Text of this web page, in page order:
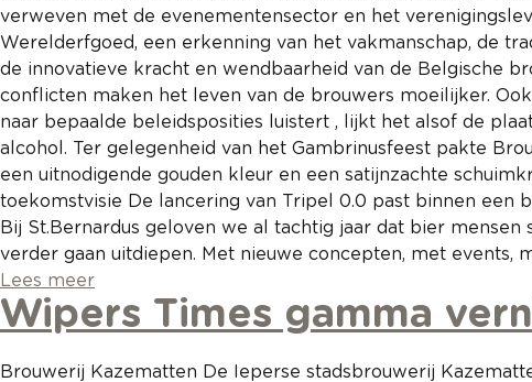
verweven met de evenementensector en het
Werelderfgoed, een erkenning van het vakmanschap, de
de innovatieve kracht en wendbaarheid van de Belgische
conflicten maken het leven van de brouwers moeilijker.
naar bepaalde beleidsposities luistert , lijkt het alsof de
alcohol. Ter gelegenheid van het Gambrinusfeest pakte
een uitnodigende gouden kleur en een satijnzachte
toekomstvisie De lancering van Tripel 0.0 past binnen een
Bij St.Bernardus geloven we al tachtig jaar dat bier
verder gaan uitdiepen. Met nieuwe concepten, met events,
Lees meer
Wipers Times gamma
Brouwerij Kazematten De Ieperse stadsbrouwerij